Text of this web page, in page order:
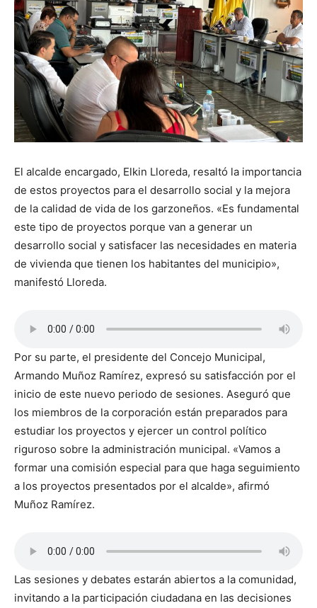
El alcalde encargado, Elkin Lloreda, resaltó la importancia
de estos proyectos para el desarrollo social y la mejora
de la calidad de vida de los garzoneños. «Es fundamental
este tipo de proyectos porque van a generar un
desarrollo social y satisfacer las necesidades en materia
de vivienda que tienen los habitantes del municipio»,
manifestó Lloreda.
Por su parte, el presidente del Concejo Municipal,
Armando Muñoz Ramírez, expresó su satisfacción por el
inicio de este nuevo periodo de sesiones. Aseguró que
los miembros de la corporación están preparados para
estudiar los proyectos y ejercer un control político
riguroso sobre la administración municipal. «Vamos a
formar una comisión especial para que haga seguimiento
a los proyectos presentados por el alcalde», afirmó
Muñoz Ramírez.
Las sesiones y debates estarán abiertos a la comunidad,
invitando a la participación ciudadana en las decisiones